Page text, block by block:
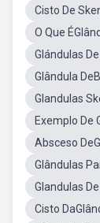
Cisto De
O Que
Glándulas
Glândula
Glandulas
Exemplo De
Absceso
Glândulas
Glandulas
Cisto